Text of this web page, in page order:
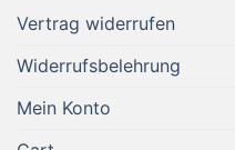
Vertrag widerrufen
Widerrufsbelehrung
Mein Konto